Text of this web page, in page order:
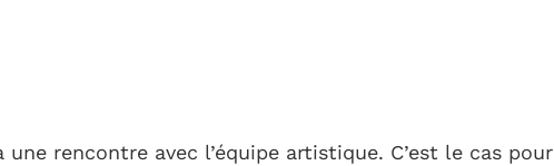
rencontre avec l’équipe artistique. C’est le cas pour